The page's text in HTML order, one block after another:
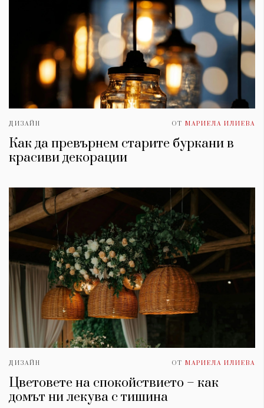
ДИЗАЙН ОТ МАРИЕЛА ИЛИЕВА
Как да превърнем старите буркани в
красиви декорации
ДИЗАЙН ОТ МАРИЕЛА ИЛИЕВА
Цветовете на спокойствието – как
домът ни лекува с тишина